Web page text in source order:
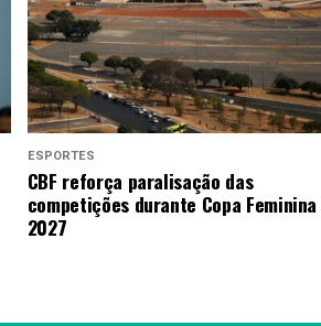
ESPORTES
CBF reforça paralisação das
competições durante Copa
2027